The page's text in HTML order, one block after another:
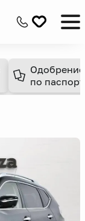
Одобрение
по